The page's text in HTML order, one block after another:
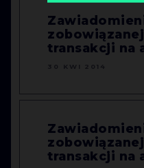
transakcji na
transakcji na